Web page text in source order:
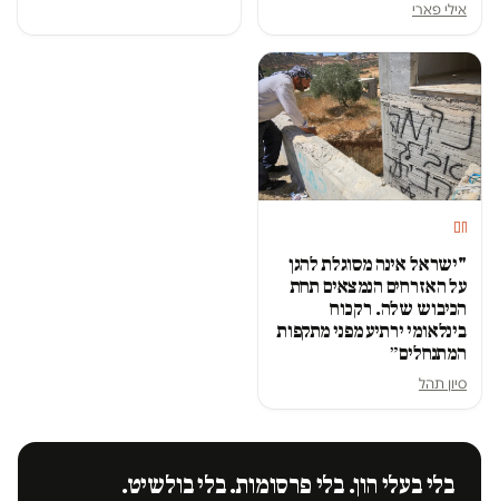
אילי פארי
חם
"ישראל אינה מסוגלת להגן
על האזרחים הנמצאים תחת
הכיבוש שלה. רק כוח
בינלאומי ירתיע מפני מתקפות
המתנחלים״
סיון תהל
בלי בעלי הון. בלי פרסומות. בלי בולשיט.